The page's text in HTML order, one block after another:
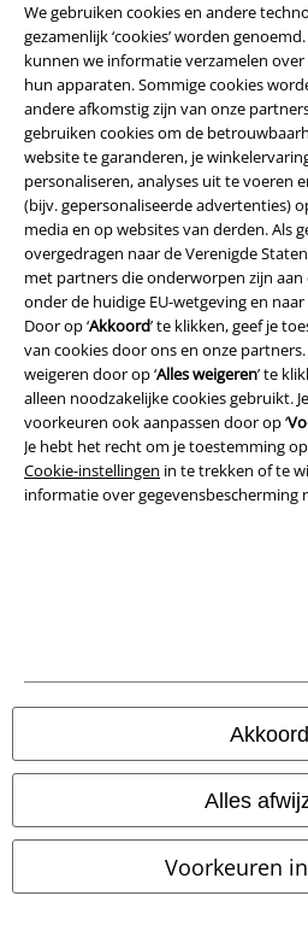
We gebruiken cookies en andere
gezamenlijk ‘cookies’ worden
kunnen we informatie verzamelen
hun apparaten. Sommige cookies
andere afkomstig zijn van onze
gebruiken cookies om de
website te garanderen, je
personaliseren, analyses uit te voeren
(bijv. gepersonaliseerde advertenties)
media en op websites van derden. Als
overgedragen naar de Verenigde
met partners die onderworpen zijn
onder de huidige EU-wetgeving en
Door op ‘Akkoord’ te klikken, geef je
van cookies door ons en onze
weigeren door op ‘Alles weigeren’ te
alleen noodzakelijke cookies gebruikt.
voorkeuren ook aanpassen door op ‘
Je hebt het recht om je toestemming
Cookie-instellingen in te trekken of te
informatie over gegevensbescherming
Akkoord
Alles
Voorkeuren
A Warner Music
Bedrijfsgegevens
Privacyverklaring
Informatie over toegankelijkheid